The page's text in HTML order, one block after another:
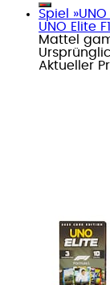
Spiel
UNO Elite
Mattel
Aktueller